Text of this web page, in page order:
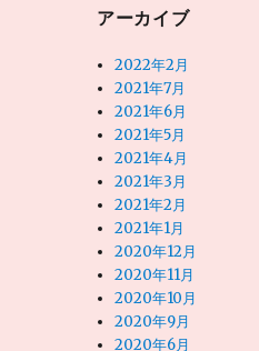
アーカイブ
2022年2月
2021年7月
2021年6月
2021年5月
2021年4月
2021年3月
2021年2月
2021年1月
2020年12月
2020年11月
2020年10月
2020年9月
2020年6月